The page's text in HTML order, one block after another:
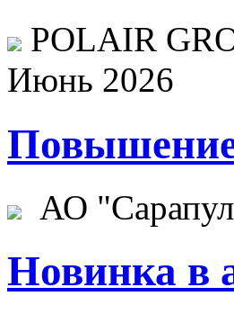
POLAIR
Июнь 2026
Повышение
АО
Новинка в